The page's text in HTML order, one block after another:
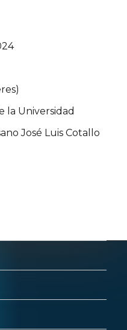
la Universidad
José Luis Cotallo